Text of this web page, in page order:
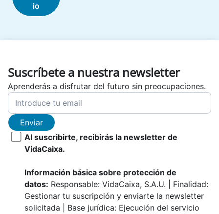
io
Suscríbete a nuestra newsletter
Aprenderás a disfrutar del futuro sin preocupaciones.
Enviar
Al suscribirte, recibirás la newsletter de
VidaCaixa.
Información básica sobre protección de
datos: Responsable: VidaCaixa, S.A.U. | Finalidad:
Gestionar tu suscripción y enviarte la newsletter
solicitada | Base jurídica: Ejecución del servicio